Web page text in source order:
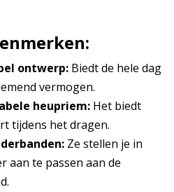
ontwerp: Biedt de hele dag
vermogen.
heupriem: Het biedt
tijdens het dragen.
Ze stellen je in
aan te passen aan de